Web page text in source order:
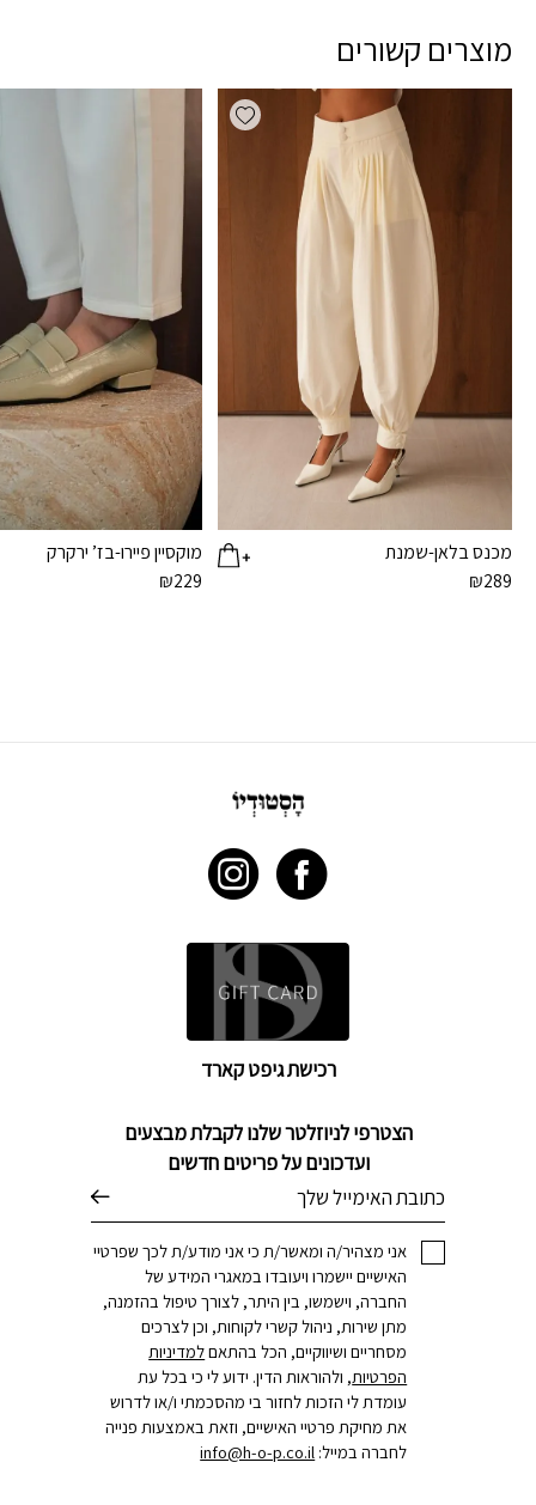
מוצרים קשורים
Add wishlist
מכנס בלאן-שמנת
₪289
מוקסיין פיירו-בז’ ירקרק
₪229
הצטרפי לניוזלטר שלנו לקבלת מבצעים
ועדכונים על פריטים חדשים
אני מצהיר/ה ומאשר/ת כי אני מודע/ת לכך שפרטיי
האישיים יישמרו ויעובדו במאגרי המידע של
החברה, וישמשו, בין היתר, לצורך טיפול בהזמנה,
מתן שירות, ניהול קשרי לקוחות, וכן לצרכים
מסחריים ושיווקיים, הכל בהתאםלמדיניות
הפרטיות, ולהוראות הדין. ידוע לי כי בכל עת
עומדת לי הזכות לחזור בי מהסכמתי ו/או לדרוש
את מחיקת פרטיי האישיים, וזאת באמצעות פנייה
לחברה במייל: info@h-o-p.co.il
רכישת גיפט קארד